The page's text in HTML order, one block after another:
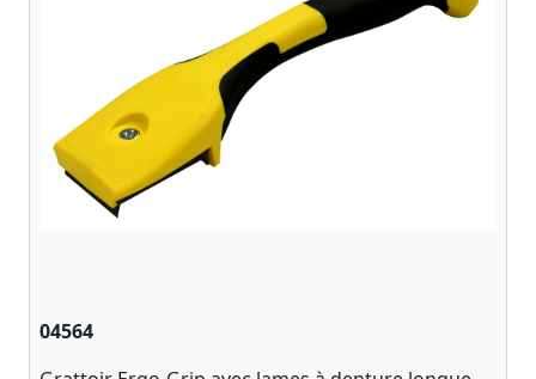
04564